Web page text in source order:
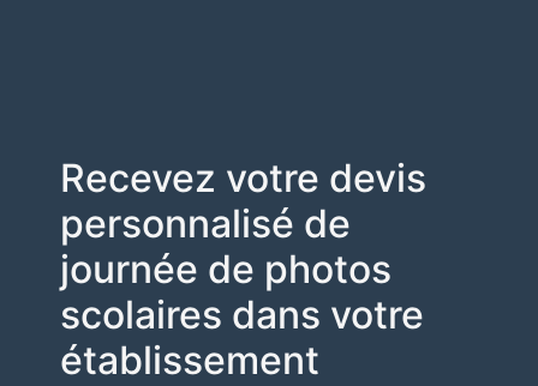
Recevez votre devis
personnalisé de
journée de photos
scolaires dans votre
établissement